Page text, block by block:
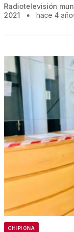
Radiotelevisión
2021
• hace 4
CHIPIONA